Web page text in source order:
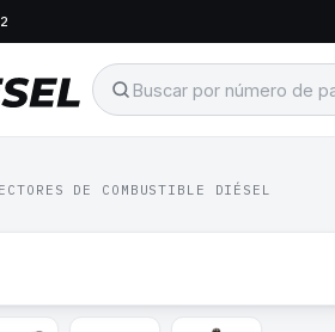
DE COMBUSTIBLE DIÉSEL